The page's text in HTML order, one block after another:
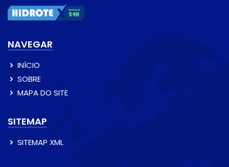
NAVEGAR
INÍCIO
SOBRE
MAPA DO SITE
SITEMAP
SITEMAP XML